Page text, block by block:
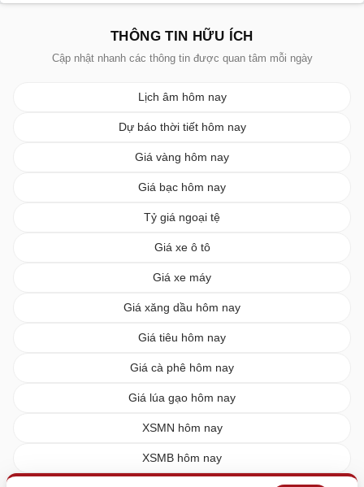
THÔNG TIN HỮU ÍCH
Cập nhật nhanh các thông tin được quan tâm mỗi ngày
Lịch âm hôm nay
Dự báo thời tiết hôm nay
Giá vàng hôm nay
Giá bạc hôm nay
Tỷ giá ngoại tệ
Giá xe ô tô
Giá xe máy
Giá xăng dầu hôm nay
Giá tiêu hôm nay
Giá cà phê hôm nay
Giá lúa gạo hôm nay
XSMN hôm nay
XSMB hôm nay